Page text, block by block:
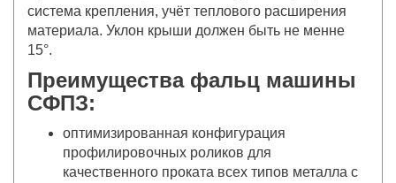
система крепления, учёт теплового расширения
материала. Уклон крыши должен быть не менне
15°.
Преимущества фальц машины
СФПЗ:
оптимизированная конфигурация
профилировочных роликов для
качественного проката всех типов металла с